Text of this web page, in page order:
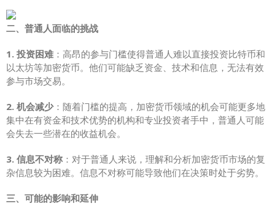
二、普通人面临的挑战
1. 投资困难 ：高昂的参与门槛使得普通人难以直接投资比特币和
以太坊等加密货币。他们可能缺乏资金、技术和信息，无法有效
参与市场交易。
2. 机会减少：随着门槛的提高，加密货币领域的机会可能更多地
集中在有资金和技术优势的机构和专业投资者手中，普通人可能
会失去一些潜在的收益机会。
3. 信息不对称 ：对于普通人来说，理解和分析加密货币市场的复
杂信息较为困难。信息不对称可能导致他们在决策时处于劣势。
三、可能的影响和延伸